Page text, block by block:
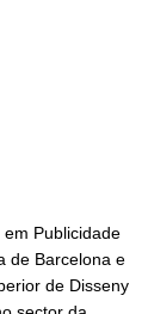
Publicidade
de Barcelona e
de Disseny